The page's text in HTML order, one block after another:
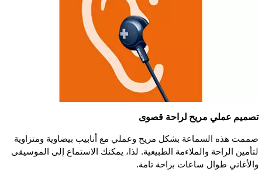
تصميم عملي مريح لراحة قصوى
صممت هذه السماعة بشكل مريح وعملي مع أنابيب بيضاوية ومتزاوية
لتأمين الراحة والملاءمة الطبيعية. لذا، يمكنك الاستماع إلى الموسيقى
والأغاني طوال ساعات براحة تامة.